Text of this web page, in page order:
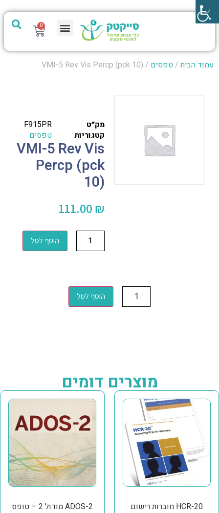
0
עמוד הבית/טפסים / VMI-5 Rev Vis Percp (pck 10)
מק״ט
F915PR
קטגוריות
טפסים
VMI-5 Rev Vis
Percp (pck
10)
111.00 ₪
הוסף לסל
הוסף לסל
מוצרים דומים
HCR-20 חוברות רישום
ADOS-2 מודול 2 – טופס